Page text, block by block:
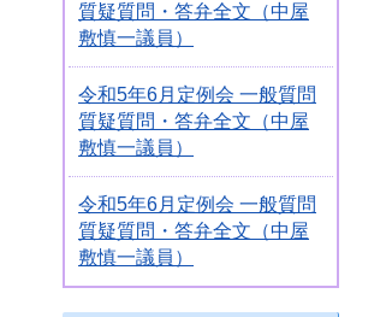
質疑質問・答弁全文（中屋
敷慎一議員）
令和5年6月定例会 一般質問
質疑質問・答弁全文（中屋
敷慎一議員）
令和5年6月定例会 一般質問
質疑質問・答弁全文（中屋
敷慎一議員）